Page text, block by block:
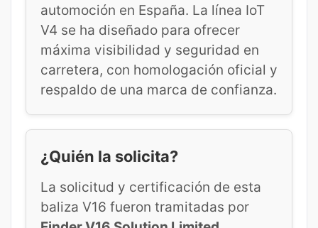
automoción en España. La línea IoT
V4 se ha diseñado para ofrecer
máxima visibilidad y seguridad en
carretera, con homologación oficial y
respaldo de una marca de confianza.
¿Quién la solicita?
La solicitud y certificación de esta
baliza V16 fueron tramitadas por